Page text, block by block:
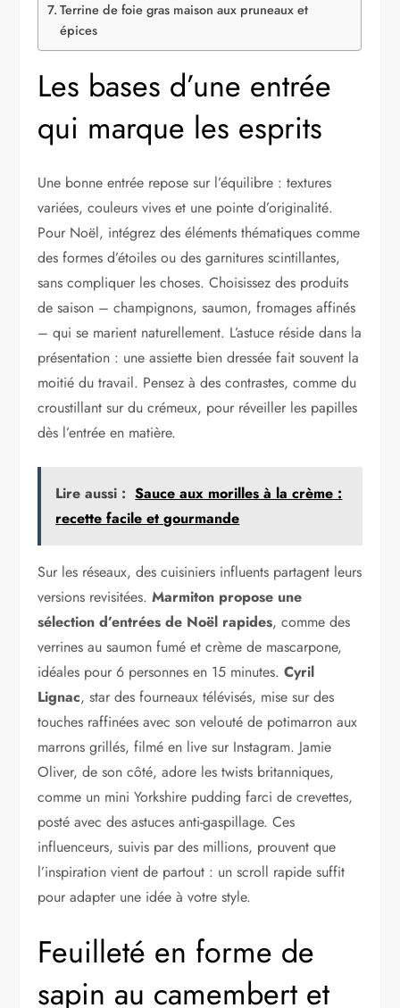
Terrine de foie gras maison aux pruneaux et
épices
Les bases d’une entrée
qui marque les esprits
Une bonne entrée repose sur l’équilibre : textures
variées, couleurs vives et une pointe d’originalité.
Pour Noël, intégrez des éléments thématiques comme
des formes d’étoiles ou des garnitures scintillantes,
sans compliquer les choses. Choisissez des produits
de saison – champignons, saumon, fromages affinés
– qui se marient naturellement. L’astuce réside dans la
présentation : une assiette bien dressée fait souvent la
moitié du travail. Pensez à des contrastes, comme du
croustillant sur du crémeux, pour réveiller les papilles
dès l’entrée en matière.
Lire aussi : Sauce aux morilles à la crème :
recette facile et gourmande
Sur les réseaux, des cuisiniers influents partagent leurs
versions revisitées.Marmiton propose une
sélection d’entrées de Noël rapides, comme des
verrines au saumon fumé et crème de mascarpone,
idéales pour 6 personnes en 15 minutes.Cyril
Lignac, star des fourneaux télévisés, mise sur des
touches raffinées avec son velouté de potimarron aux
marrons grillés, filmé en live sur Instagram. Jamie
Oliver, de son côté, adore les twists britanniques,
comme un mini Yorkshire pudding farci de crevettes,
posté avec des astuces anti-gaspillage. Ces
influenceurs, suivis par des millions, prouvent que
l’inspiration vient de partout : un scroll rapide suffit
pour adapter une idée à votre style.
Feuilleté en forme de
sapin au camembert et